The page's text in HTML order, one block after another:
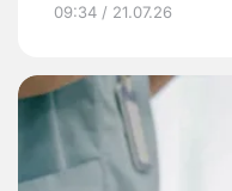
09:34 / 21.07.26